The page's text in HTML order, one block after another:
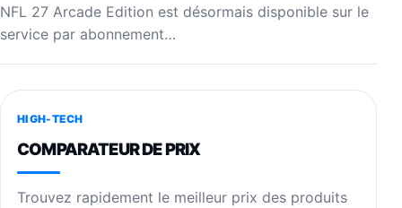
NFL 27 Arcade Edition est désormais disponible sur le
service par abonnement…
HIGH-TECH
COMPARATEUR DE PRIX
Trouvez rapidement le meilleur prix des produits